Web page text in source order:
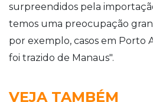
surpreendidos pela
temos uma preocupação
por exemplo, casos em Porto
foi trazido de Manaus".
VEJA TAMBÉM